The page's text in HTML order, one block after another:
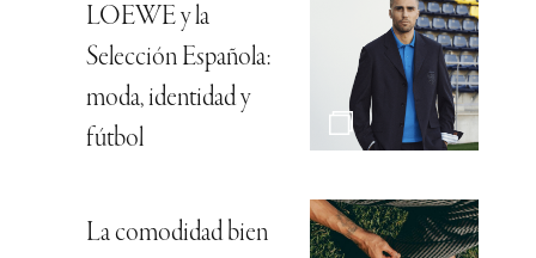
LOEWE y la
Selección Española:
moda, identidad y
fútbol
La comodidad bien